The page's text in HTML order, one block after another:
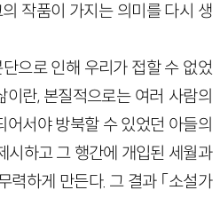
작품이 가지는 의미를 다시 생
으로 인해 우리가 접할 수 없었
란, 본질적으로는 여러 사람의
어서야 방북할 수 있었던 아들의
시하고 그 행간에 개입된 세월과
하게 만든다. 그 결과 「소설가